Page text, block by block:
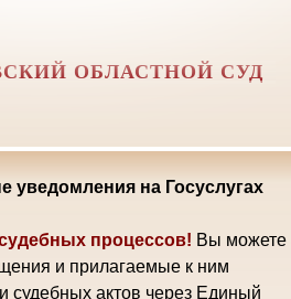
ОБЛАСТНОЙ СУД
уведомления на Госуслугах
процессов! Вы можете
и прилагаемые к ним
судебных актов через Единый